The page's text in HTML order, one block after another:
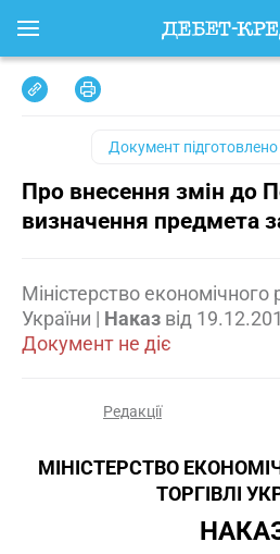
Документ
Про внесення змін до
визначення предмета
Міністерство економічного
України | Наказ від
Документ не діє
Редакції
МІНІСТЕРСТВО
ТОРГІВЛІ